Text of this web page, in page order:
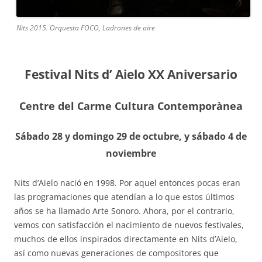
Nits 2015. Orquesta FOCO, Ladrones de aire
Festival Nits d’ Aielo XX Aniversario
Centre del Carme Cultura Contemporànea
Sábado 28 y domingo 29 de octubre, y sábado 4 de
noviembre
Nits d’Aielo nació en 1998. Por aquel entonces pocas eran
las programaciones que atendían a lo que estos últimos
años se ha llamado Arte Sonoro. Ahora, por el contrario,
vemos con satisfacción el nacimiento de nuevos festivales,
muchos de ellos inspirados directamente en Nits d’Aielo,
así como nuevas generaciones de compositores que